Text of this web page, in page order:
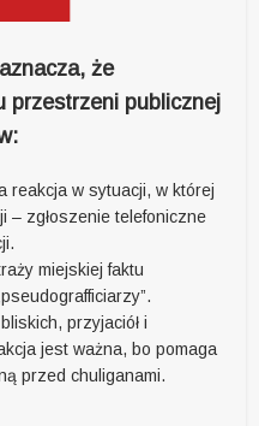
że
przestrzeni publicznej
reakcja w sytuacji, w której
– zgłoszenie telefoniczne
miejskiej faktu
przyjaciół i
jest ważna, bo pomaga
przed chuliganami.